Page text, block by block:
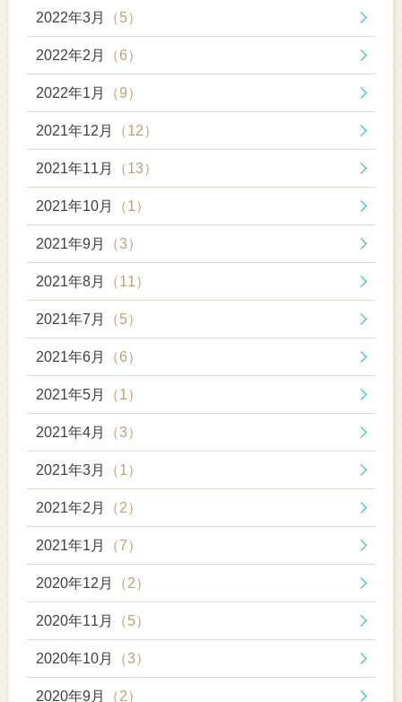
2022年3月 （5）
2022年2月 （6）
2022年1月 （9）
2021年12月 （12）
2021年11月 （13）
2021年10月 （1）
2021年9月 （3）
2021年8月 （11）
2021年7月 （5）
2021年6月 （6）
2021年5月 （1）
2021年4月 （3）
2021年3月 （1）
2021年2月 （2）
2021年1月 （7）
2020年12月 （2）
2020年11月 （5）
2020年10月 （3）
2020年9月 （2）